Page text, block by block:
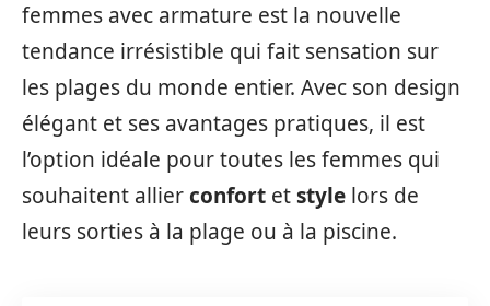
femmes avec armature est la nouvelle
tendance irrésistible qui fait sensation sur
les plages du monde entier. Avec son design
élégant et ses avantages pratiques, il est
l’option idéale pour toutes les femmes qui
souhaitent allierconfort etstyle lors de
leurs sorties à la plage ou à la piscine.